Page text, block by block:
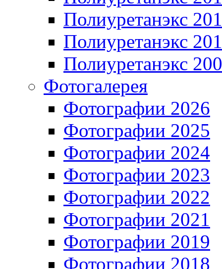
Полиуретанэкс
Полиуретанэкс
Полиуретанэкс
Фотогалерея
Фотографии 2026
Фотографии 2025
Фотографии 2024
Фотографии 2023
Фотографии 2022
Фотографии 2021
Фотографии 2019
Фотографии 2018